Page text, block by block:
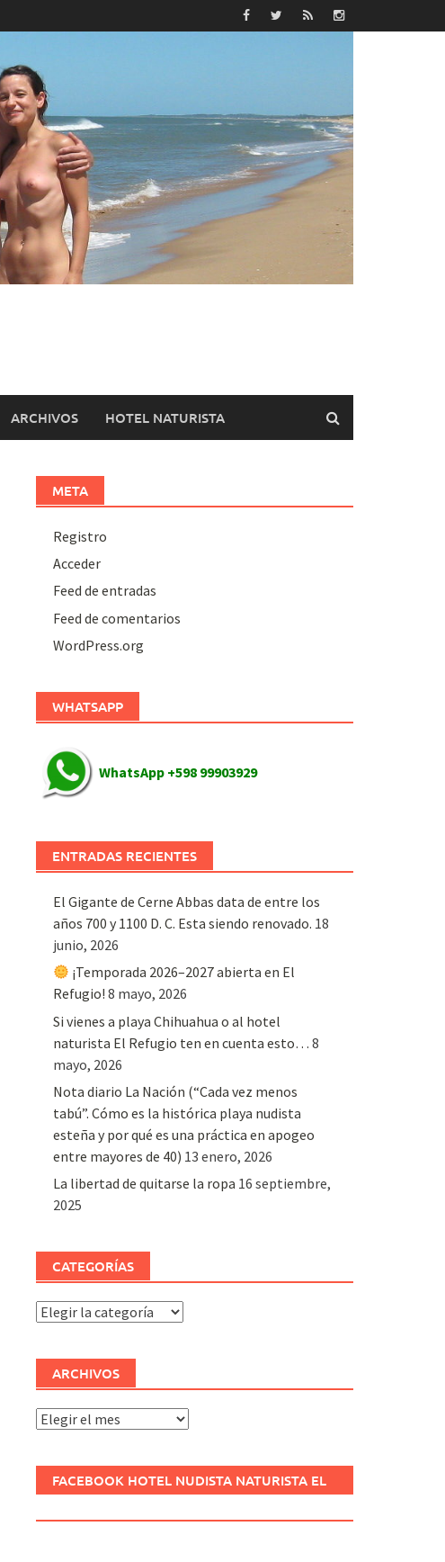
ARCHIVOS HOTEL NATURISTA
META
Registro
Acceder
Feed de entradas
Feed de comentarios
WordPress.org
WHATSAPP
WhatsApp +598 99903929
ENTRADAS RECIENTES
El Gigante de Cerne Abbas data de entre los
años 700 y 1100 D. C. Esta siendo renovado. 18
junio, 2026
¡Temporada 2026–2027 abierta en El
Refugio! 8 mayo, 2026
Si vienes a playa Chihuahua o al hotel
naturista El Refugio ten en cuenta esto… 8
mayo, 2026
Nota diario La Nación (“Cada vez menos
tabú”. Cómo es la histórica playa nudista
esteña y por qué es una práctica en apogeo
entre mayores de 40) 13 enero, 2026
La libertad de quitarse la ropa 16 septiembre,
2025
CATEGORÍAS
Categorías
ARCHIVOS
Archivos
FACEBOOK HOTEL NUDISTA NATURISTA EL